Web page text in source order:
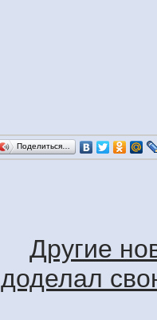
Поделиться…
Другие
доделал